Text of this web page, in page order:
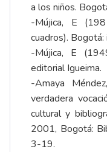
a los niños.
-Mújica, E
cuadros).
-Mújica, E
editorial Igueima.
-Amaya
verdadera
cultural y
2001, Bogotá:
3-19.